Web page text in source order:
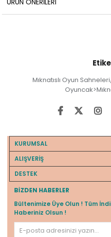
ÜRÜN ÖNERILERI
Mıknatıslı Oyun
KURUMSAL
ALIŞVERİŞ
DESTEK
BIZDEN HABERLER
Bültenimize Üye Olun ! Tüm
Haberiniz Olsun !